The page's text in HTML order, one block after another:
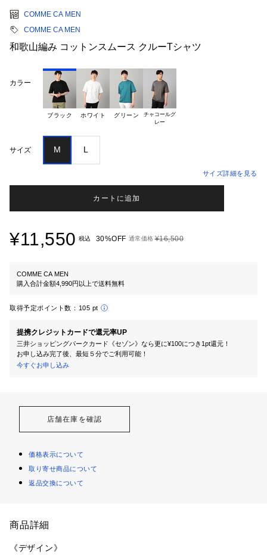
COMME CA MEN
COMME CA MEN
和歌山編み コットンスムース クルーTシャツ
カラー
ブラック ホワイト グリーン
チャコールグ
サイズ M L
サイズ詳細を見る
カートに追加
¥11,550 税込 30%OFF 通常価格 ¥16,500
COMME CA MEN
購入合計金額4,990円以上で送料無料
取得予定ポイント数： 105 pt
提携クレジットカードで還元率UP
三井ショッピングパークカード《セゾン》なら更に¥100につき1pt還元！
お申し込み完了後、最短５分でご利用可能！
今すぐお申し込み
店舗在庫を確認
価格表示について
取り寄せ商品について
返品交換について
商品詳細
《デザイン》